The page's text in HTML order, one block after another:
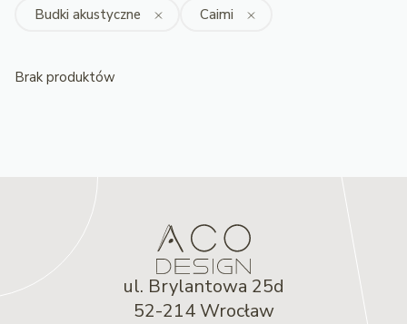
Budki akustyczne Caimi
Brak produktów
ul. Brylantowa 25d
52-214 Wrocław